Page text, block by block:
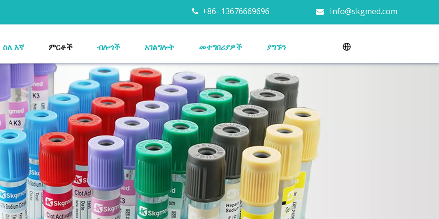
 +86- 13676669696  Info@skgmed.com
ስለ እኛ ምርቶች ብሎጎች አገልግሎት መተግበሪያዎች ያግኙን